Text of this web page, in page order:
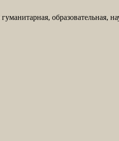
образовательная,